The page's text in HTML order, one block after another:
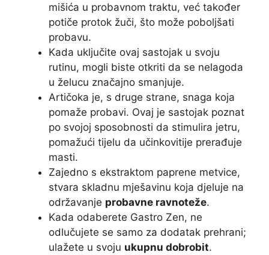
mišića u probavnom traktu, već također
potiče protok žuči, što može poboljšati
probavu.
Kada uključite ovaj sastojak u svoju
rutinu, mogli biste otkriti da se nelagoda
u želucu značajno smanjuje.
Artičoka je, s druge strane, snaga koja
pomaže probavi. Ovaj je sastojak poznat
po svojoj sposobnosti da stimulira jetru,
pomažući tijelu da učinkovitije prerađuje
masti.
Zajedno s ekstraktom paprene metvice,
stvara skladnu mješavinu koja djeluje na
održavanje probavne ravnoteže.
Kada odaberete Gastro Zen, ne
odlučujete se samo za dodatak prehrani;
ulažete u svoju ukupnu dobrobit.